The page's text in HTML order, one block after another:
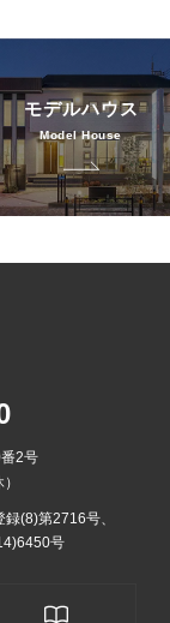
モデルハウス
Model House
2号
(8)第2716号、
号